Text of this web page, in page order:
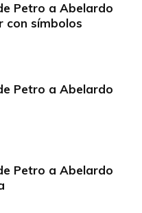
Petro a Abelardo
con símbolos
Petro a Abelardo
Petro a Abelardo